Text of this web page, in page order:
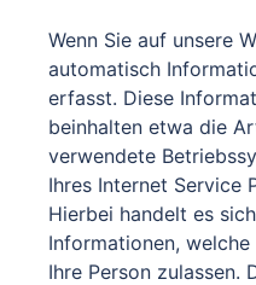
Wenn Sie auf unsere
automatisch
erfasst. Diese
beinhalten etwa die
verwendete
Ihres Internet Service
Hierbei handelt es
Informationen,
Ihre Person zulassen.